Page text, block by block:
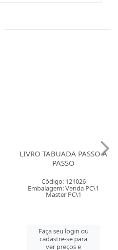
LIVRO TABUADA PASSO A
PASSO
Código: 121026
Embalagem: Venda PC\1
Master PC\1
Faça seu login ou
cadastre-se para
ver preços e